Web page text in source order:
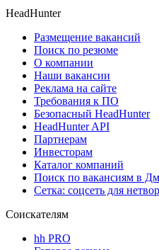
HeadHunter
Размещение вакансий
Поиск по резюме
О компании
Наши вакансии
Реклама на сайте
Требования к ПО
Безопасный HeadHunter
HeadHunter API
Партнерам
Инвесторам
Каталог компаний
Поиск по вакансиям в
Сетка: соцсеть для
Соискателям
hh PRO